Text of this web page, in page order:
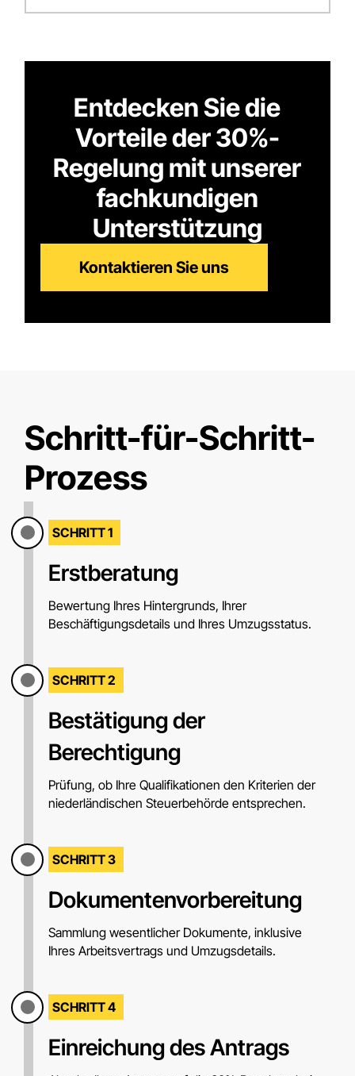
Entdecken Sie die
Vorteile der 30%-
Regelung mit unserer
fachkundigen
Unterstützung
Kontaktieren Sie uns
Schritt-für-Schritt-
Prozess
SCHRITT 1
Erstberatung
Bewertung Ihres Hintergrunds, Ihrer
Beschäftigungsdetails und Ihres Umzugsstatus.
SCHRITT 2
Bestätigung der
Berechtigung
Prüfung, ob Ihre Qualifikationen den Kriterien der
niederländischen Steuerbehörde entsprechen.
SCHRITT 3
Dokumentenvorbereitung
Sammlung wesentlicher Dokumente, inklusive
Ihres Arbeitsvertrags und Umzugsdetails.
SCHRITT 4
Einreichung des Antrags